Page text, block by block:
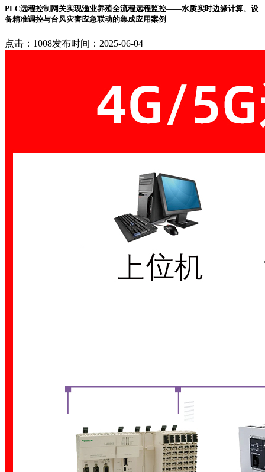
PLC远程控制网关实现渔业养殖全流程远程监控——水质实时边缘计算、设
备精准调控与台风灾害应急联动的集成应用案例
点击：1008发布时间：2025-06-04